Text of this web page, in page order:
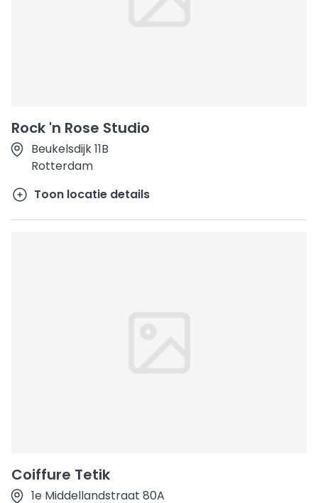
Rock 'n Rose Studio
Beukelsdijk 11B
Rotterdam
Toon locatie details
Coiffure Tetik
1e Middellandstraat 80A